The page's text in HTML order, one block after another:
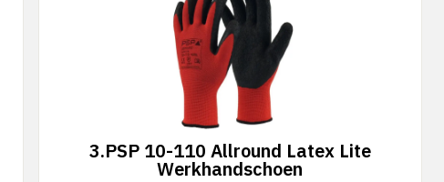
3.PSP 10-110 Allround Latex Lite
Werkhandschoen